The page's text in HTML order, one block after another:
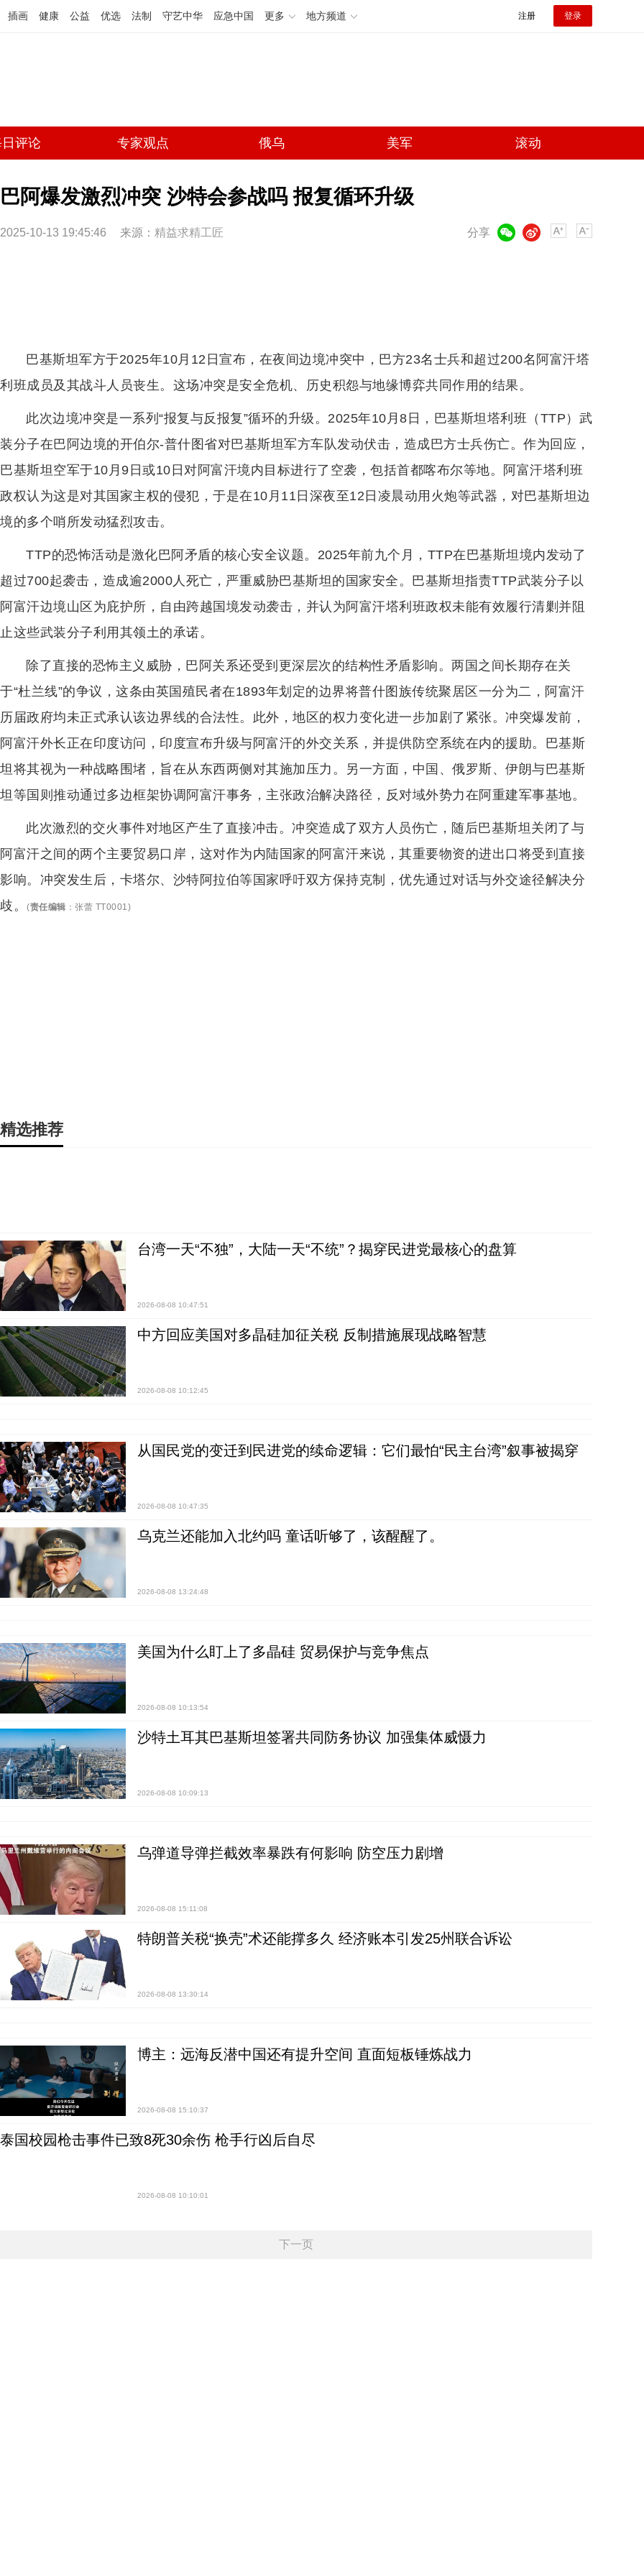
插画 健康 公益 优选 法制 守艺中华 应急中国 更多 地方频道 注册 登录
评论 专家观点 俄乌 美军 滚动
巴阿爆发激烈冲突 沙特会参战吗 报复循环升级
2025-10-13 19:45:46 来源： 精益求精工匠 分享
微博
巴基斯坦军方于2025年10月12日宣布，在夜间边境冲突中，巴方23名士兵和超过200名阿富汗塔
利班成员及其战斗人员丧生。这场冲突是安全危机、历史积怨与地缘博弈共同作用的结果。
此次边境冲突是一系列“报复与反报复”循环的升级。2025年10月8日，巴基斯坦塔利班（TTP）武
装分子在巴阿边境的开伯尔-普什图省对巴基斯坦军方车队发动伏击，造成巴方士兵伤亡。作为回应，
巴基斯坦空军于10月9日或10日对阿富汗境内目标进行了空袭，包括首都喀布尔等地。阿富汗塔利班
政权认为这是对其国家主权的侵犯，于是在10月11日深夜至12日凌晨动用火炮等武器，对巴基斯坦边
境的多个哨所发动猛烈攻击。
TTP的恐怖活动是激化巴阿矛盾的核心安全议题。2025年前九个月，TTP在巴基斯坦境内发动了
超过700起袭击，造成逾2000人死亡，严重威胁巴基斯坦的国家安全。巴基斯坦指责TTP武装分子以
阿富汗边境山区为庇护所，自由跨越国境发动袭击，并认为阿富汗塔利班政权未能有效履行清剿并阻
止这些武装分子利用其领土的承诺。
除了直接的恐怖主义威胁，巴阿关系还受到更深层次的结构性矛盾影响。两国之间长期存在关
于“杜兰线”的争议，这条由英国殖民者在1893年划定的边界将普什图族传统聚居区一分为二，阿富汗
历届政府均未正式承认该边界线的合法性。此外，地区的权力变化进一步加剧了紧张。冲突爆发前，
阿富汗外长正在印度访问，印度宣布升级与阿富汗的外交关系，并提供防空系统在内的援助。巴基斯
坦将其视为一种战略围堵，旨在从东西两侧对其施加压力。另一方面，中国、俄罗斯、伊朗与巴基斯
坦等国则推动通过多边框架协调阿富汗事务，主张政治解决路径，反对域外势力在阿重建军事基地。
此次激烈的交火事件对地区产生了直接冲击。冲突造成了双方人员伤亡，随后巴基斯坦关闭了与
阿富汗之间的两个主要贸易口岸，这对作为内陆国家的阿富汗来说，其重要物资的进出口将受到直接
影响。冲突发生后，卡塔尔、沙特阿拉伯等国家呼吁双方保持克制，优先通过对话与外交途径解决分
歧。
(责任编辑 ： 张蕾 TT0001)
精选推荐
台湾一天“不独”，大陆一天“不统”？揭穿民进党最核心的盘算
2026-08-08 10:47:51
中方回应美国对多晶硅加征关税 反制措施展现战略智慧
2026-08-08 10:12:45
从国民党的变迁到民进党的续命逻辑：它们最怕“民主台湾”叙事被揭穿
2026-08-08 10:47:35
乌克兰还能加入北约吗 童话听够了，该醒醒了。
2026-08-08 13:24:48
美国为什么盯上了多晶硅 贸易保护与竞争焦点
2026-08-08 10:13:54
沙特土耳其巴基斯坦签署共同防务协议 加强集体威慑力
2026-08-08 10:09:13
乌弹道导弹拦截效率暴跌有何影响 防空压力剧增
2026-08-08 15:11:08
特朗普关税“换壳”术还能撑多久 经济账本引发25州联合诉讼
2026-08-08 13:30:14
博主：远海反潜中国还有提升空间 直面短板锤炼战力
2026-08-08 15:10:37
泰国校园枪击事件已致8死30余伤 枪手行凶后自尽
2026-08-08 10:10:01
下一页